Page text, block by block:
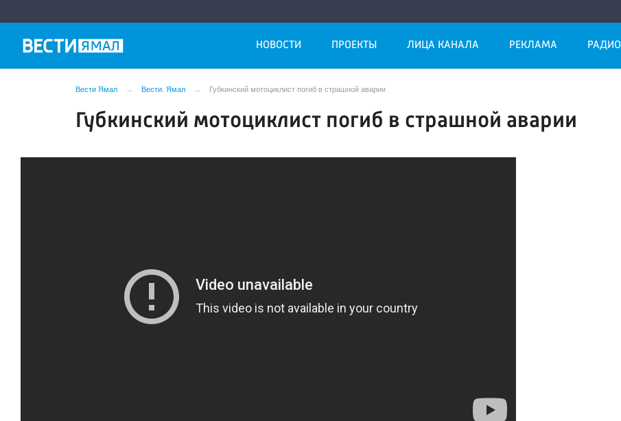
НОВОСТИ ПРОЕКТЫ ЛИЦА КАНАЛА РЕКЛАМА РАДИО
Вести Ямал Вести. Ямал Губкинский мотоциклист погиб в страшной аварии
Губкинский мотоциклист погиб в страшной аварии